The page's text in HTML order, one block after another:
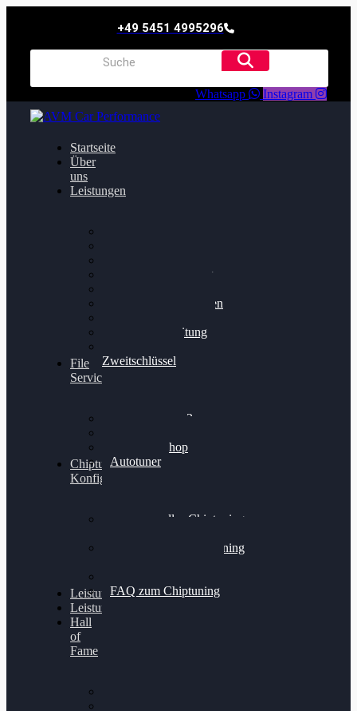
+49 5451 4995296
Whatsapp Instagram
Startseite
Über
uns
Leistungen
Getriebeoptimierung
Bremsscheiben planen
Felgenaufbereitung
Zweitschlüssel
File
Service
Alientech Kess3
Alientech Shop
Autotuner
Chiptuning
Konfigurator
Professionelles Chiptuning
Professionelles Chiptuning
FAQ zum Chiptuning
Leistungsmessung
Leistungsprüfstand
Hall
of
Fame